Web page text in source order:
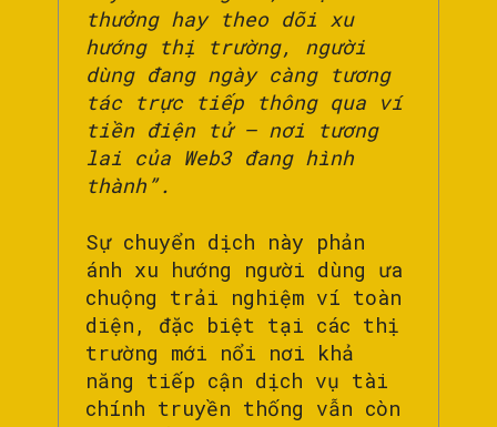
thưởng hay theo dõi xu
hướng thị trường, người
dùng đang ngày càng tương
tác trực tiếp thông qua ví
tiền điện tử – nơi tương
lai của Web3 đang hình
thành”.
Sự chuyển dịch này phản
ánh xu hướng người dùng ưa
chuộng trải nghiệm ví toàn
diện, đặc biệt tại các thị
trường mới nổi nơi khả
năng tiếp cận dịch vụ tài
chính truyền thống vẫn còn